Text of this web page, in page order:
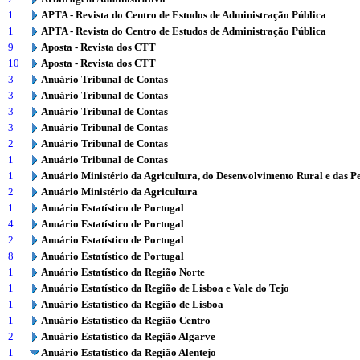
1
APTA - Revista do Centro de Estudos de Administração Pública
1
APTA - Revista do Centro de Estudos de Administração Pública
9
Aposta - Revista dos CTT
10
Aposta - Revista dos CTT
3
Anuário Tribunal de Contas
3
Anuário Tribunal de Contas
3
Anuário Tribunal de Contas
3
Anuário Tribunal de Contas
2
Anuário Tribunal de Contas
1
Anuário Tribunal de Contas
1
Anuário Ministério da Agricultura, do Desenvolvimento Rural e das
2
Anuário Ministério da Agricultura
1
Anuário Estatístico de Portugal
4
Anuário Estatístico de Portugal
2
Anuário Estatístico de Portugal
8
Anuário Estatístico de Portugal
1
Anuário Estatístico da Região Norte
1
Anuário Estatístico da Região de Lisboa e Vale do Tejo
1
Anuário Estatístico da Região de Lisboa
1
Anuário Estatístico da Região Centro
2
Anuário Estatístico da Região Algarve
1
Anuário Estatístico da Região Alentejo